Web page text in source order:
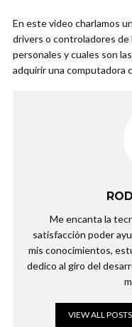
En este video charlamos
drivers o controladores de
personales y cuales son
adquirir una computadora
Me encanta la
satisfacción poder
mis conocimientos,
dedico al giro del
VIEW ALL POSTS